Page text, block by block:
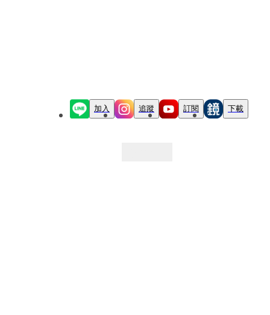
加入 追蹤 訂閱 下載